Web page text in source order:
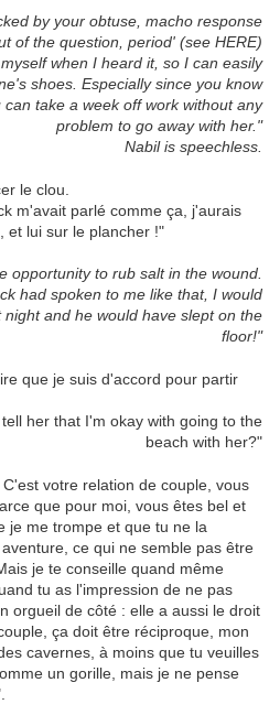
by your obtuse, macho response
of the question, period' (see HERE)
when I heard it, so I can easily
shoes. Especially since you know
take a week off work without any
problem to go away with her."
Nabil is speechless.
le clou.
m'avait parlé comme ça, j'aurais
et lui sur le plancher !"
opportunity to rub salt in the wound.
had spoken to me like that, I would
and he would have slept on the
floor!"
que je suis d'accord pour partir
her that I'm okay with going to the
beach with her?"
votre relation de couple, vous
que pour moi, vous êtes bel et
je me trompe et que tu ne la
ce qui ne semble pas être
je te conseille quand même
tu as l'impression de ne pas
orgueil de côté : elle a aussi le droit
ça doit être réciproque, mon
cavernes, à moins que tu veuilles
un gorille, mais je ne pense